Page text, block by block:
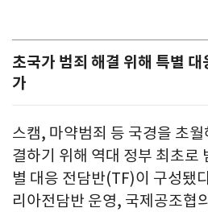
초국가 범죄 해결 위해 특별
가
스캠, 마약범죄 등 국경을 초
결하기 위해 역대 정부 최초로
별 대응 전담반(TF)이 구성됐
리아전담반 운영, 국제공조협